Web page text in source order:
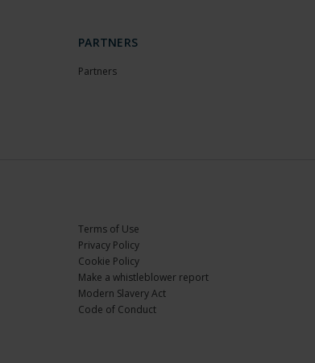
PARTNERS
Partners
Terms of Use
Privacy Policy
Cookie Policy
Make a whistleblower report
Modern Slavery Act
Code of Conduct